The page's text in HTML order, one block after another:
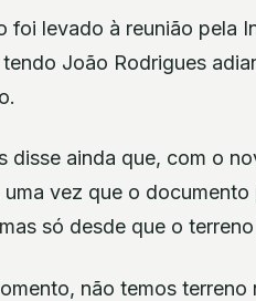
foi levado à reunião pela
João Rodrigues
disse ainda que, com o
vez que o
só desde que o
não temos